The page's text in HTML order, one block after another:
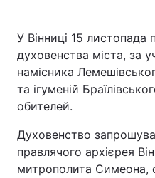
Київ
Дніпро
Одеса
Спорт
У Вінниці 15
духовенства міста, за
намісника
та ігуменій
обителей.
Духовенство
правлячого архієрея
митрополита Симеона,